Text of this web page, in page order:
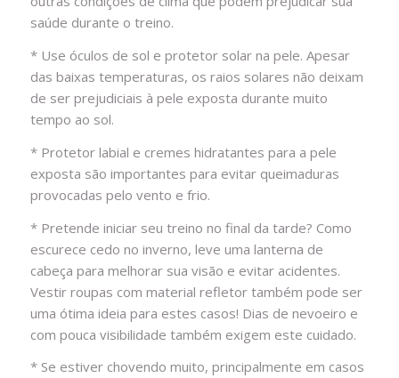
saúde durante o treino.
* Use óculos de sol e protetor solar na pele. Apesar
das baixas temperaturas, os raios solares não deixam
de ser prejudiciais à pele exposta durante muito
tempo ao sol.
* Protetor labial e cremes hidratantes para a pele
exposta são importantes para evitar queimaduras
provocadas pelo vento e frio.
* Pretende iniciar seu treino no final da tarde? Como
escurece cedo no inverno, leve uma lanterna de
cabeça para melhorar sua visão e evitar acidentes.
Vestir roupas com material refletor também pode ser
uma ótima ideia para estes casos! Dias de nevoeiro e
com pouca visibilidade também exigem este cuidado.
* Se estiver chovendo muito, principalmente em casos